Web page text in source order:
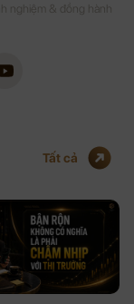
nghiệm & đồng hành
Tất cả